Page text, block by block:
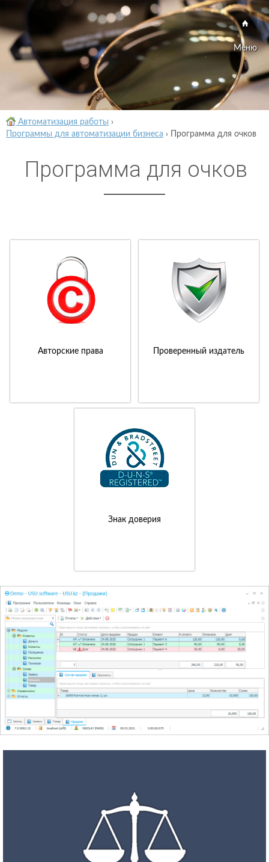
Меню
Автоматизация работы ›
Программы для автоматизации бизнеса › Программа для очков
Программа для очков
Авторские права Проверенный издатель
Знак доверия